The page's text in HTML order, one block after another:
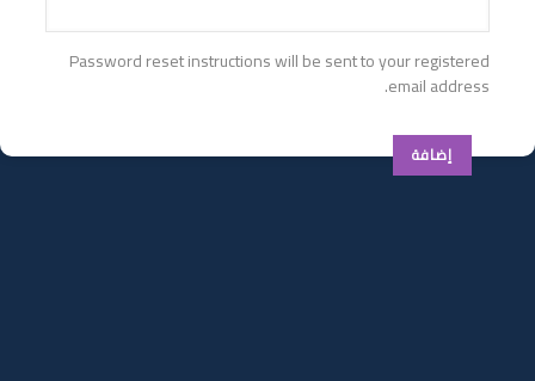
Password reset instructions will be sent to your registered
email address.